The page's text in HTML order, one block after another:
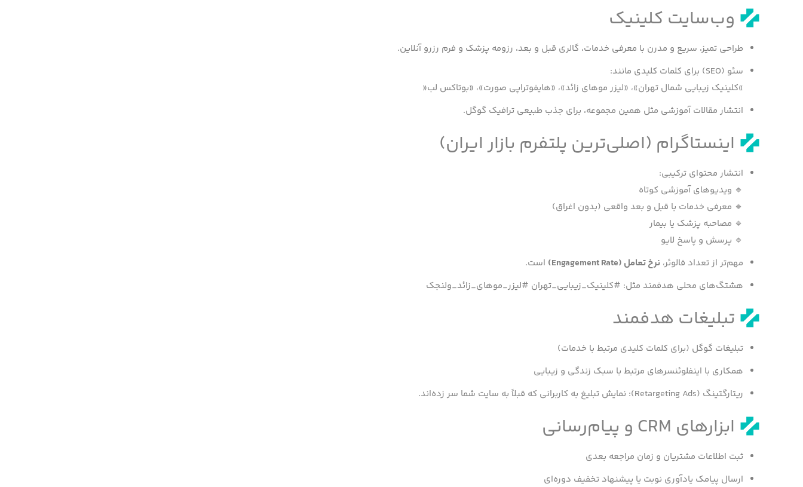
وب‌سایت کلینیک
طراحی تمیز، سریع و مدرن با معرفی خدمات، گالری قبل و بعد، رزومه پزشک و فرم رزرو آنلاین.
سئو (SEO) برای کلمات کلیدی مانند:
»کلینیک زیبایی شمال تهران»، «لیزر موهای زائد»، «هایفوتراپی صورت»، «بوتاکس لب«
انتشار مقالات آموزشی مثل همین مجموعه، برای جذب طبیعی ترافیک گوگل.
اینستاگرام (اصلی‌ترین پلتفرم بازار ایران)
انتشار محتوای ترکیبی:
🔹 ویدیوهای آموزشی کوتاه
🔹 معرفی خدمات با قبل و بعد واقعی (بدون اغراق)
🔹 مصاحبه پزشک یا بیمار
🔹 پرسش و پاسخ لایو
مهم‌تر از تعداد فالوئر،نرخ تعامل (Engagement Rate)
است.
هشتگ‌های محلی هدفمند مثل: #کلینیک_زیبایی_تهران #لیزر_موهای_زائد_ولنجک
تبلیغات هدفمند
تبلیغات گوگل (برای کلمات کلیدی مرتبط با خدمات)
همکاری با اینفلوئنسرهای مرتبط با سبک زندگی و زیبایی
ریتارگتینگ (Retargeting Ads): نمایش تبلیغ به کاربرانی که قبلاً به سایت شما سر زده‌اند.
ابزارهای CRM و پیام‌رسانی
ثبت اطلاعات مشتریان و زمان مراجعه بعدی
ارسال پیامک یادآوری نوبت یا پیشنهاد تخفیف دوره‌ای